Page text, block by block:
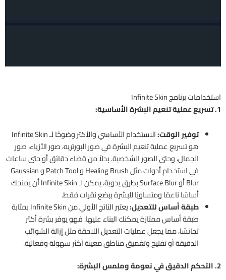
استخدامات برنامج Infinite Skin
1. تسريع عملية تنعيم البشرة الأساسية:
توفير الوقت:
الاستخدام الأساسي والأكثر وضوحًا لـ Infinite Skin
هو تسريع عملية تنعيم البشرة في صور البورتريه، صور الأزياء، صور
الجمال، وحتى الصور الشخصية. بدلاً من قضاء دقائق أو حتى ساعات
في استخدام أدوات مثل Healing Brush و Patch Tool و Gaussian
Blur أو Surface Blur بطرق يدوية، يمكن لـ Infinite Skin أن يمنحك
أساسًا ناعمًا ومتساويًا للبشرة ببضع نقرات فقط.
طبقة أساس للتعديل:
يعتبر الناتج الأولي من Infinite Skin بمثابة
طبقة أساس ممتازة يمكنك البناء عليها. فهو يوفر بشرة أكثر
تجانسًا، مما يجعل عمليات التعديل اللاحقة مثل إزالة الشوائب
الدقيقة أو تفتيح وتغميق مناطق معينة أكثر سهولة وفعالية.
2. التحكم الدقيق في نعومة وملمس البشرة: